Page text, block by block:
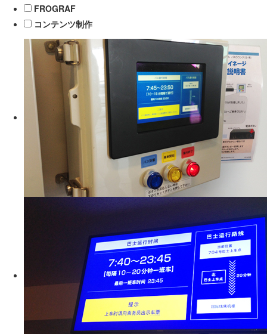
FROGRAF
コンテンツ制作